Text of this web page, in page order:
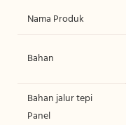
Nama Produk
Bahan
Bahan jalur tepi
Panel